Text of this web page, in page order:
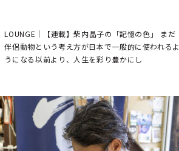
LOUNGE｜【連載】柴内晶子の「記憶の色」 まだ
伴侶動物という考え方が日本で一般的に使われるよ
うになる以前より、人生を彩り豊かにし